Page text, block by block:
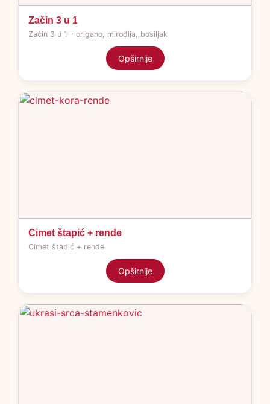
Začin 3 u 1
Začin 3 u 1 - origano, mirođija, bosiljak
Opširnije
Cimet štapić + rende
Cimet štapić + rende
Opširnije